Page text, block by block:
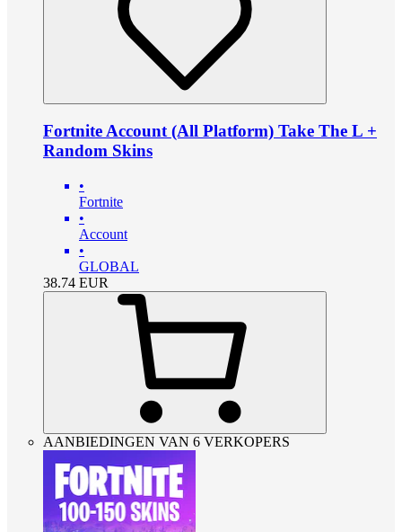
Fortnite Account (All Platform) Take The L +
Random Skins
•
Fortnite
•
Account
•
GLOBAL
38.74 EUR
AANBIEDINGEN VAN 6 VERKOPERS